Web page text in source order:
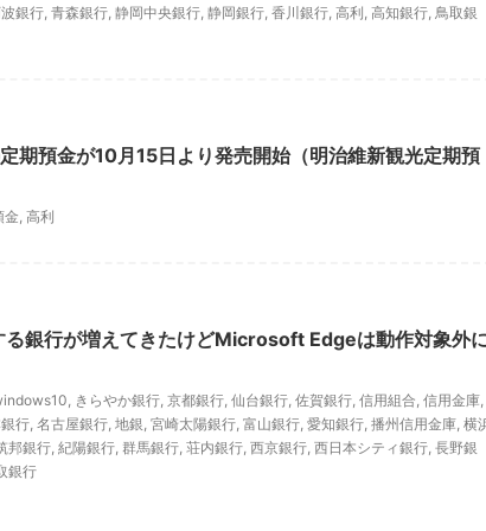
銀行, 青森銀行, 静岡中央銀行, 静岡銀行, 香川銀行, 高利, 高知銀行, 鳥取銀
期預金が10月15日より発売開始（明治維新観光定期預
金, 高利
銀行が増えてきたけどMicrosoft Edgeは動作対象外
きらやか銀行, 京都銀行, 仙台銀行, 佐賀銀行, 信用組合 信用金庫,
行, 名古屋銀行, 地銀 宮崎太陽銀行, 富山銀行, 愛知銀行, 播州信用金庫, 横
邦銀行, 紀陽銀行, 群馬銀行, 荘内銀行, 西京銀行, 西日本シティ銀行, 長野銀
銀行